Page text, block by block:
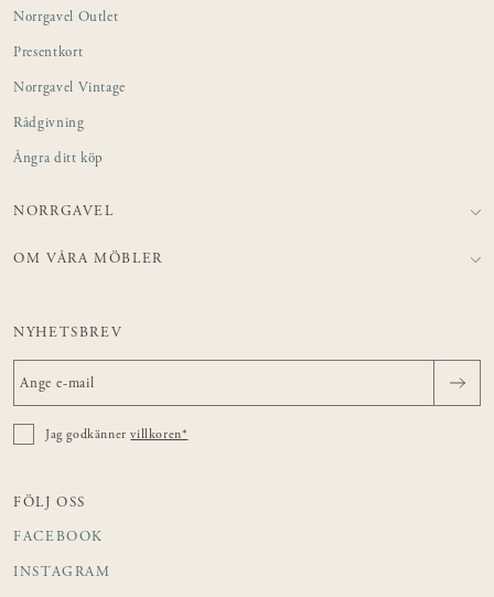
Norrgavel Outlet
Presentkort
Norrgavel Vintage
Rådgivning
Ångra ditt köp
NORRGAVEL
OM VÅRA MÖBLER
NYHETSBREV
Jag godkännervillkoren*
FÖLJ OSS
FACEBOOK
INSTAGRAM